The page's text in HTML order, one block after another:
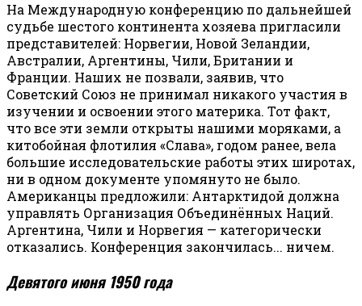
На Международную конференцию по дальнейшей
судьбе шестого континента хозяева пригласили
представителей: Норвегии, Новой Зеландии,
Австралии, Аргентины, Чили, Британии и
Франции. Наших не позвали, заявив, что
Советский Союз не принимал никакого участия в
изучении и освоении этого материка. Тот факт,
что все эти земли открыты нашими моряками, а
китобойная флотилия «Слава», годом ранее, вела
большие исследовательские работы этих широтах,
ни в одном документе упомянуто не было.
Американцы предложили: Антарктидой должна
управлять Организация Объединённых Наций.
Аргентина, Чили и Норвегия — категорически
отказались. Конференция закончилась... ничем.
Девятого июня 1950 года